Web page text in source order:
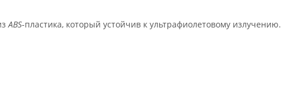
ABS-пластика, который устойчив к ультрафиолетовому излучению.